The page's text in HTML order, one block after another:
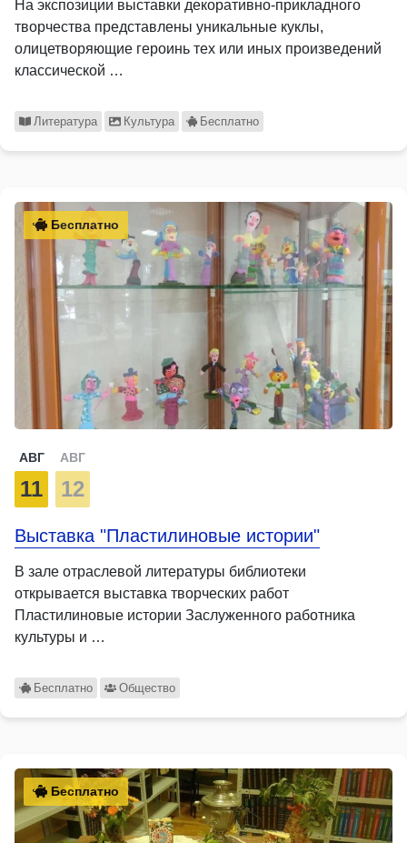
На экспозиции выставки декоративно-прикладного
творчества представлены уникальные куклы,
олицетворяющие героинь тех или иных произведений
классической …
Литература Культура Бесплатно
Бесплатно
АВГ
11
АВГ
12
Выставка "Пластилиновые истории"
В зале отраслевой литературы библиотеки
открывается выставка творческих работ
Пластилиновые истории Заслуженного работника
культуры и …
Бесплатно Общество
Бесплатно